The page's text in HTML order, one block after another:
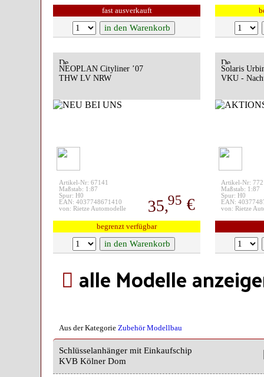
fast ausverkauft
NEOPLAN Cityliner ’07
THW LV NRW
Artikel-Nr: 67141
Maßstab: 1:87
Spur: H0
EAN: 4037748671410
von: Rietze Automodelle
35,95 €
begrenzt verfügbar
Solaris
VKU -
Artikel-Nr:
Maßstab: 1:87
Spur: H0
EAN:
von: Rietze
alle Modelle
Aus der Kategorie Zubehör Modellbau
Schlüsselanhänger mit Einkaufschip
KVB Kölner Dom